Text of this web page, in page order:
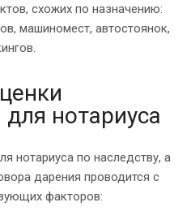
схожих по назначению:
машиномест, автостоянок,
нотариуса
нотариуса по наследству, а
дарения проводится с
факторов: